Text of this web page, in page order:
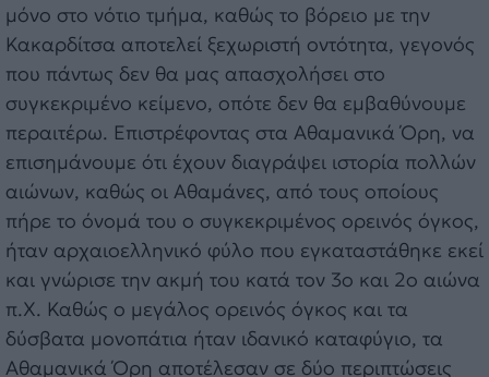
μόνο στο νότιο τμήμα, καθώς το βόρειο με την
Κακαρδίτσα αποτελεί ξεχωριστή οντότητα, γεγονός
που πάντως δεν θα μας απασχολήσει στο
συγκεκριμένο κείμενο, οπότε δεν θα εμβαθύνουμε
περαιτέρω. Επιστρέφοντας στα Αθαμανικά Όρη, να
επισημάνουμε ότι έχουν διαγράψει ιστορία πολλών
αιώνων, καθώς οι Αθαμάνες, από τους οποίους
πήρε το όνομά του ο συγκεκριμένος ορεινός όγκος,
ήταν αρχαιοελληνικό φύλο που εγκαταστάθηκε εκεί
και γνώρισε την ακμή του κατά τον 3ο και 2ο αιώνα
π.Χ. Καθώς ο μεγάλος ορεινός όγκος και τα
δύσβατα μονοπάτια ήταν ιδανικό καταφύγιο, τα
Αθαμανικά Όρη αποτέλεσαν σε δύο περιπτώσεις